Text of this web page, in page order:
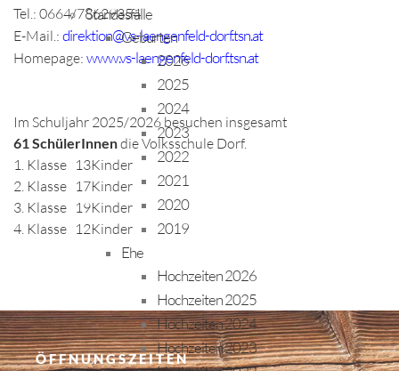
Standesfälle
Geburten
2026
2025
2024
2023
2022
2021
2020
2019
Ehe
Hochzeiten 2026
Hochzeiten 2025
Hochzeiten 2024
Hochzeiten 2023
Tel.: 0664/78629354
E-Mail.: direktion@vs-laengenfeld-dorf.tsn.at
Homepage: www.vs-laengenfeld-dorf.tsn.at
Im Schuljahr 2025/2026 besuchen insgesamt
61 SchülerInnendie Volksschule Dorf.
1. Klasse 13Kinder
2. Klasse 17Kinder
3. Klasse 19Kinder
4. Klasse 12Kinder
ÖFFNUNGSZEITEN